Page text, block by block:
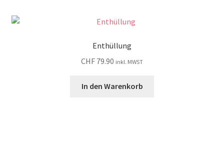
Enthüllung
CHF 79.90 inkl. MWST
In den Warenkorb